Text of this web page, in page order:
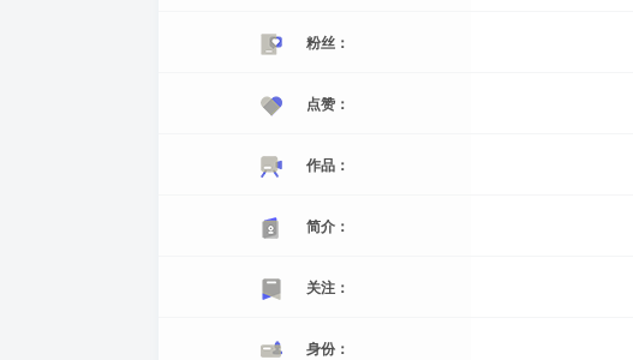
粉丝：
点赞：
作品：
简介：
关注：
身份：